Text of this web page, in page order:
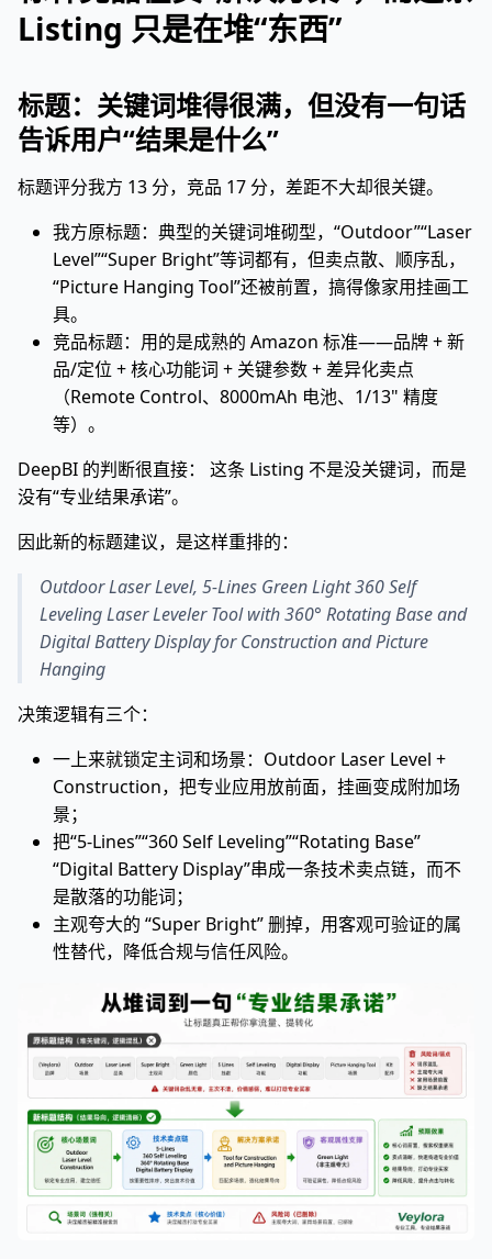
Listing 只是在堆“东西”
标题：关键词堆得很满，但没有一句话
告诉用户“结果是什么”
标题评分我方 13 分，竞品 17 分，差距不大却很关键。
我方原标题：典型的关键词堆砌型，“Outdoor”“Laser
Level”“Super Bright”等词都有，但卖点散、顺序乱，
“Picture Hanging Tool”还被前置，搞得像家用挂画工
具。
竞品标题：用的是成熟的 Amazon 标准——品牌 + 新
品/定位 + 核心功能词 + 关键参数 + 差异化卖点
（Remote Control、8000mAh 电池、1/13" 精度
等）。
DeepBI 的判断很直接： 这条 Listing 不是没关键词，而是
没有“专业结果承诺”。
因此新的标题建议，是这样重排的：
Outdoor Laser Level, 5-Lines Green Light 360 Self
Leveling Laser Leveler Tool with 360° Rotating Base and
Digital Battery Display for Construction and Picture
Hanging
决策逻辑有三个：
一上来就锁定主词和场景：Outdoor Laser Level +
Construction，把专业应用放前面，挂画变成附加场
景；
把“5-Lines”“360 Self Leveling”“Rotating Base”
“Digital Battery Display”串成一条技术卖点链，而不
是散落的功能词；
主观夸大的 “Super Bright” 删掉，用客观可验证的属
性替代，降低合规与信任风险。